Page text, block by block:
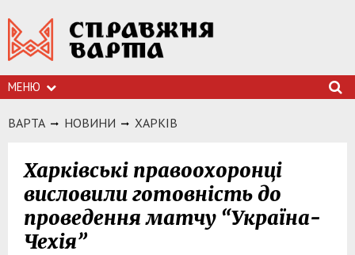
МЕНЮ
ВАРТА НОВИНИ ХАРКIВ
Харківські правоохоронці
висловили готовність до
проведення матчу “Україна-
Чехія”